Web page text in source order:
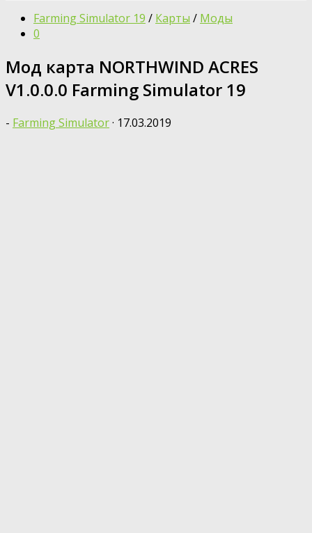
Farming Simulator 19 / Карты / Моды
0
Мод карта NORTHWIND ACRES
V1.0.0.0 Farming Simulator 19
- Farming Simulator· 17.03.2019